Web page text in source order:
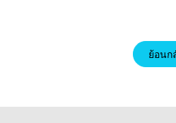
ย้อนก